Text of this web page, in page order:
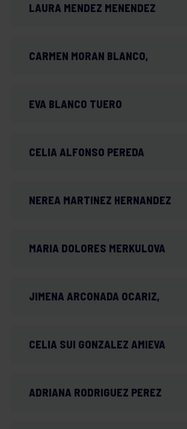
LAURA MENDEZ MENENDEZ
CARMEN MORAN BLANCO,
EVA BLANCO TUERO
CELIA ALFONSO PEREDA
NEREA MARTINEZ HERNANDEZ
MARIA DOLORES MERKULOVA
JIMENA ARCONADA OCARIZ,
CELIA SUI GONZALEZ AMIEVA
ADRIANA RODRIGUEZ PEREZ